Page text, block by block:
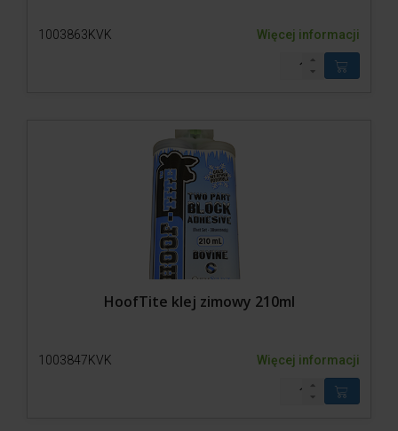
1003863KVK Więcej informacji
HoofTite klej zimowy 210ml
1003847KVK Więcej informacji